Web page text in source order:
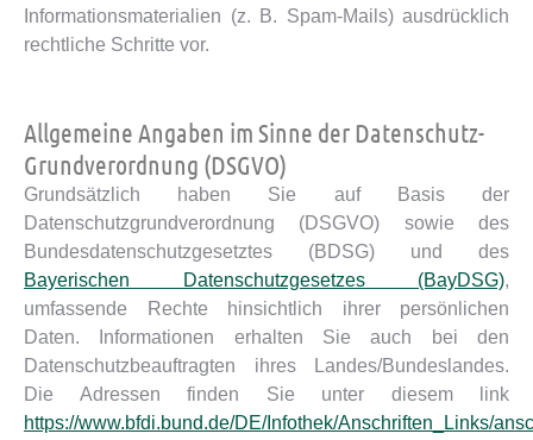
Informationsmaterialien (z. B. Spam-Mails) ausdrücklich
rechtliche Schritte vor.
Allgemeine Angaben im Sinne der Datenschutz-
Grundverordnung (DSGVO)
Grundsätzlich haben Sie auf Basis der
Datenschutzgrundverordnung (DSGVO) sowie des
Bundesdatenschutzgesetztes (BDSG) und des
Bayerischen Datenschutzgesetzes (BayDSG),
umfassende Rechte hinsichtlich ihrer persönlichen
Daten. Informationen erhalten Sie auch bei den
Datenschutzbeauftragten ihres Landes/Bundeslandes.
Die Adressen finden Sie unter diesem link
https://www.bfdi.bund.de/DE/Infothek/Anschriften_Links/